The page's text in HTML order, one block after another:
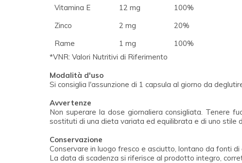
Vitamina E
12 mg
100%
Zinco
2 mg
20%
Rame
1 mg
100%
*VNR: Valori Nutritivi di Riferimento
Modalità d'uso
Si consiglia l'assunzione di 1 capsula al giorno da
Avvertenze
Non superare la dose giornaliera consigliata. Tenere
sostituti di una dieta variata ed equilibrata e di uno stile
Conservazione
Conservare in luogo fresco e asciutto, lontano da fonti di
La data di scadenza si riferisce al prodotto integro,